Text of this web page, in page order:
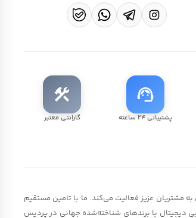
support_agent
پشتیبانی ۲۴ ساعته
construction
گارانتی معتبر
مشتریان عزیز فعالیت می‌کند. ما با تامین مستقیم
دیجیتال با برندهای شناخته‌شده جهانی در پردیس